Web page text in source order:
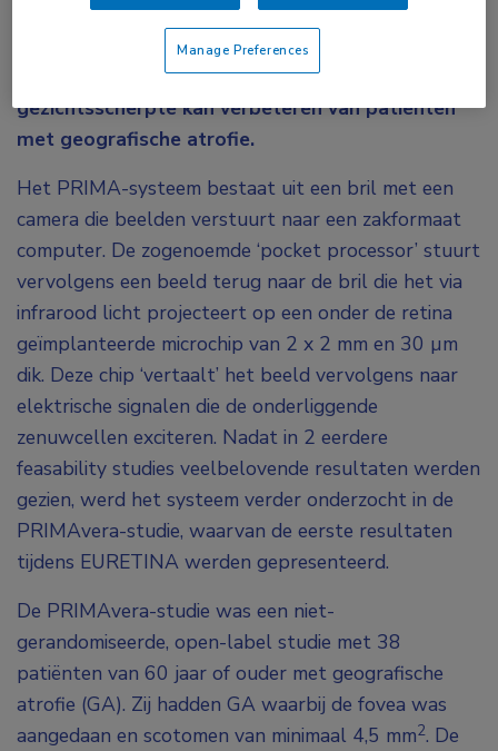
onder de macula geïmplanteerde lichtgevoelige
microchip. Nieuwe onderzoeksresultaten van het
PRIMA-systeem laten zien dat dit de
gezichtsscherpte kan verbeteren van patiënten
met geografische atrofie.
Het PRIMA-systeem bestaat uit een bril met een
camera die beelden verstuurt naar een zakformaat
computer. De zogenoemde ‘pocket processor’ stuurt
vervolgens een beeld terug naar de bril die het via
infrarood licht projecteert op een onder de retina
geïmplanteerde microchip van 2 x 2 mm en 30 µm
dik. Deze chip ‘vertaalt’ het beeld vervolgens naar
elektrische signalen die de onderliggende
zenuwcellen exciteren. Nadat in 2 eerdere
feasability studies veelbelovende resultaten werden
gezien, werd het systeem verder onderzocht in de
PRIMAvera-studie, waarvan de eerste resultaten
tijdens EURETINA werden gepresenteerd.
De PRIMAvera-studie was een niet-
gerandomiseerde, open-label studie met 38
patiënten van 60 jaar of ouder met geografische
atrofie (GA). Zij hadden GA waarbij de fovea was
aangedaan en scotomen van minimaal 4,5 mm2. De
Manage Preferences